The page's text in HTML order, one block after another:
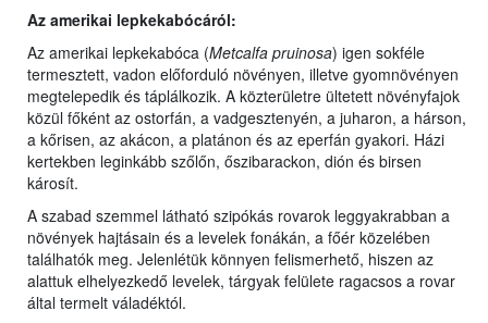
Az amerikai lepkekabócáról:
Az amerikai lepkekabóca (Metcalfa pruinosa) igen sokféle
termesztett, vadon előforduló növényen, illetve gyomnövényen
megtelepedik és táplálkozik. A közterületre ültetett növényfajok
közül főként az ostorfán, a vadgesztenyén, a juharon, a hárson,
a kőrisen, az akácon, a platánon és az eperfán gyakori. Házi
kertekben leginkább szőlőn, őszibarackon, dión és birsen
károsít.
A szabad szemmel látható szipókás rovarok leggyakrabban a
növények hajtásain és a levelek fonákán, a főér közelében
találhatók meg. Jelenlétük könnyen felismerhető, hiszen az
alattuk elhelyezkedő levelek, tárgyak felülete ragacsos a rovar
által termelt váladéktól.